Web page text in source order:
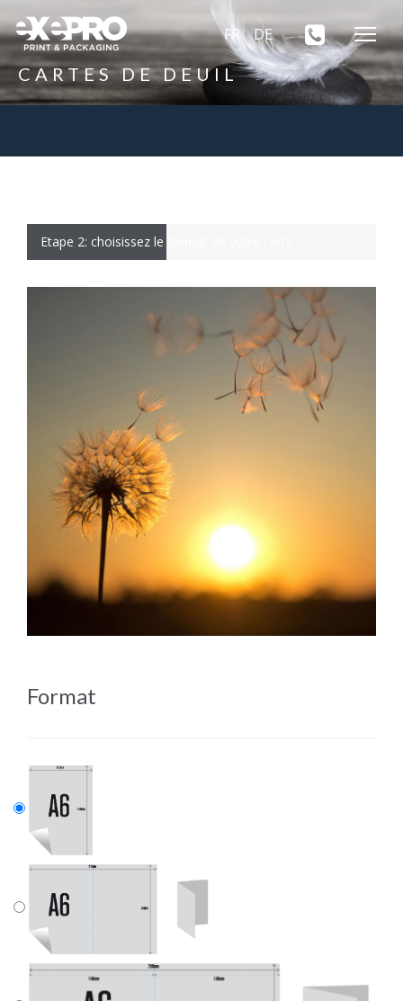
FR DE
CARTES DE DEUIL
Etape 2: choisissez le format de votre carte
Format